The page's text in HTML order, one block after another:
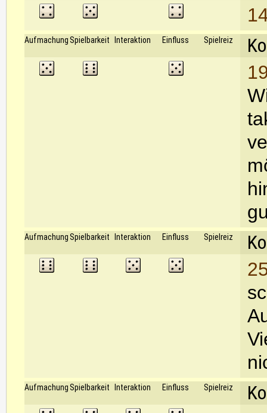
Aufmachung Spielbarkeit Interaktion Einfluss Spielreiz
Aufmachung Spielbarkeit Interaktion Einfluss Spielreiz
Aufmachung Spielbarkeit Interaktion Einfluss Spielreiz